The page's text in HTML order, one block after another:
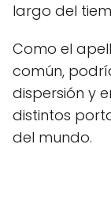
largo del
Como el
común,
dispersión y
distintos
del mundo.